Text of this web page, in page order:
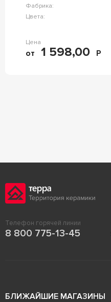
Фабрика:
Цвета:
Цена
от 1 598,00 Р
Телефон горячей линии
8 800 775-13-45
БЛИЖАЙШИЕ МАГАЗИНЫ